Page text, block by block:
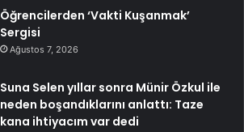
Öğrencilerden ‘Vakti Kuşanmak’
Sergisi
Ağustos 7, 2026
Suna Selen yıllar sonra Münir Özkul ile
neden boşandıklarını anlattı: Taze
kana ihtiyacım var dedi